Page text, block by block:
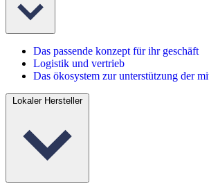
Das passende konzept für ihr geschäft
Logistik und vertrieb
Das ökosystem zur unterstützung der
Lokaler Hersteller